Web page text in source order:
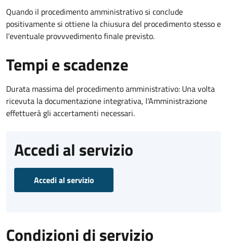
Quando il procedimento amministrativo si conclude
positivamente si ottiene la chiusura del procedimento stesso e
l'eventuale provvvedimento finale previsto.
Tempi e scadenze
Durata massima del procedimento amministrativo: Una volta
ricevuta la documentazione integrativa, l'Amministrazione
effettuerà gli accertamenti necessari.
Accedi al servizio
Accedi al servizio
Condizioni di servizio